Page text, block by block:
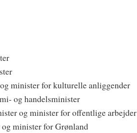
minister for kulturelle anliggender
og handelsminister
og minister for offentlige arbejder
minister for Grønland